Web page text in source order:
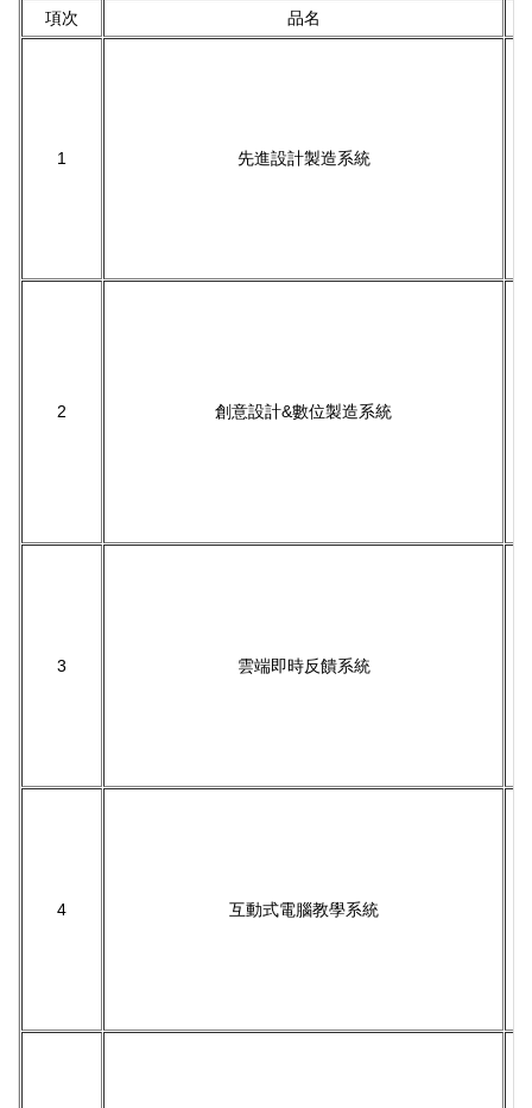
項次 品名
1 先進設計製造系統
2 創意設計&數位製造系統
3 雲端即時反饋系統
4 互動式電腦教學系統